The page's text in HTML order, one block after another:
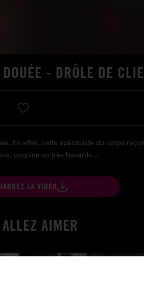
- DRÔLE DE
En effet, cette spécialiste du corps
coquins ou très bavards...
LA VIDÉO
AIMER